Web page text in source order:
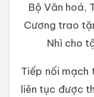
Bộ Văn hoá,
Cương trao
Nhì cho
Tiếp nối mạch
liên tục được